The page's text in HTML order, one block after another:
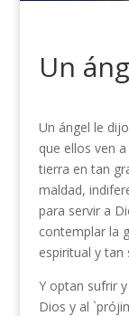
Un
Un ángel le
que ellos ven
tierra en tan
maldad,
para servir a
contemplar la
espiritual y tan
Y optan sufrir
Dios y al